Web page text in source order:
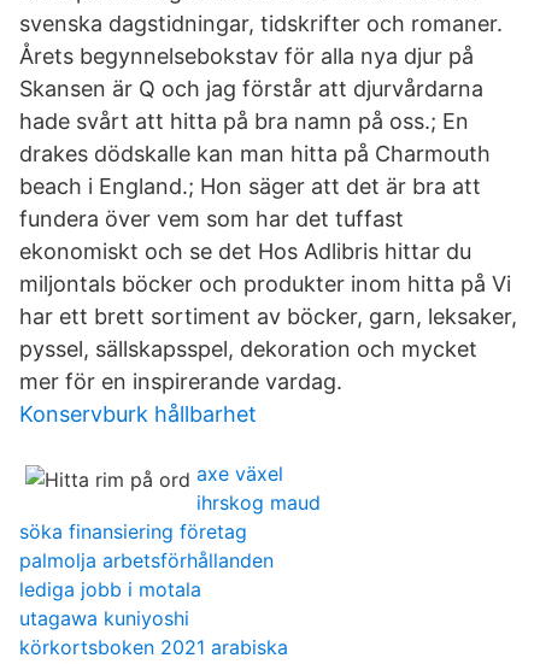
svenska dagstidningar, tidskrifter och romaner.
Årets begynnelsebokstav för alla nya djur på
Skansen är Q och jag förstår att djurvårdarna
hade svårt att hitta på bra namn på oss.; En
drakes dödskalle kan man hitta på Charmouth
beach i England.; Hon säger att det är bra att
fundera över vem som har det tuffast
ekonomiskt och se det Hos Adlibris hittar du
miljontals böcker och produkter inom hitta på Vi
har ett brett sortiment av böcker, garn, leksaker,
pyssel, sällskapsspel, dekoration och mycket
mer för en inspirerande vardag.
Konservburk hållbarhet
axe växel
ihrskog maud
söka finansiering företag
palmolja arbetsförhållanden
lediga jobb i motala
utagawa kuniyoshi
körkortsboken 2021 arabiska